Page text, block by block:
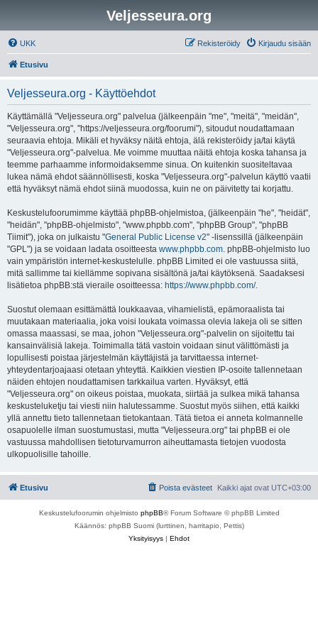
Veljesseura.org
UKK Kirjaudu sisään
Rekisteröidy
Etusivu
Veljesseura.org - Käyttöehdot
Käyttämällä "Veljesseura.org" palvelua (jälkeenpäin "me", "meitä", "meidän",
"Veljesseura.org", "https://veljesseura.org/foorumi"), sitoudut noudattamaan
seuraavia ehtoja. Mikäli et hyväksy näitä ehtoja, älä rekisteröidy ja/tai käytä
"Veljesseura.org"-palvelua. Me voimme muuttaa näitä ehtoja koska tahansa ja
teemme parhaamme informoidaksemme sinua. On kuitenkin suositeltavaa
lukea nämä ehdot säännöllisesti, koska "Veljesseura.org"-palvelun käyttö vaatii
että hyväksyt nämä ehdot siinä muodossa, kuin ne on päivitetty tai korjattu.
Keskustelufoorumimme käyttää phpBB-ohjelmistoa, (jälkeenpäin "he", "heidät",
"heidän", "phpBB-ohjelmisto", "www.phpbb.com", "phpBB Group", "phpBB
Tiimit"), joka on julkaistu "General Public License v2" -lisenssillä (jälkeenpäin
"GPL") ja se voidaan ladata osoitteesta www.phpbb.com. phpBB-ohjelmisto luo
vain ympäristön internet-keskustelulle. phpBB Limited ei ole vastuussa siitä,
mitä sallimme tai kiellämme sopivana sisältönä ja/tai käytöksenä. Saadaksesi
lisätietoa phpBB:stä vieraile osoitteessa: https://www.phpbb.com/.
Suostut olemaan esittämättä loukkaavaa, vihamielistä, epämoraalista tai
muutakaan materiaalia, joka voisi loukata voimassa olevia lakeja oli se sitten
omassa maassasi, se maa, johon "Veljesseura.org"-palvelin on sijoitettu tai
kansainvälisiä lakeja. Toimimalla tätä vastoin voidaan sinut välittömästi ja
lopullisesti poistaa järjestelmän käyttäjistä ja tarvittaessa internet-
yhteydentarjoajaasi otetaan yhteyttä. Kaikkien viestien IP-osoite tallennetaan
näiden ehtojen noudattamisen tarkkailua varten. Hyväksyt, että
"Veljesseura.org" on oikeus poistaa, muokata, siirtää ja sulkea mikä tahansa
keskusteluketju tai viesti niin halutessamme. Suostut myös siihen, että kaikki
yllä annettu tieto tallennetaan tietokantaan. Tätä tietoa ei anneta kolmannelle
osapuolelle ilman suostumustasi, mutta "Veljesseura.org" tai phpBB ei ole
vastuussa mahdollisen tietoturvamurron aiheuttamasta tietojen vuodosta
ulkopuolisille tahoille.
Etusivu Kaikki ajat ovat UTC+03:00
Poista evästeet
Keskustelufoorumin ohjelmisto phpBB® Forum Software © phpBB Limited
Käännös: phpBB Suomi (lurttinen, harritapio, Pettis)
Yksityisyys | Ehdot